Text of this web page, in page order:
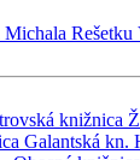
Rešetku
knižnica
Galantská kn.